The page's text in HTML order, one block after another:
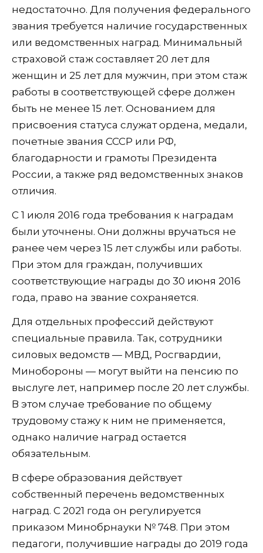
недостаточно. Для получения федерального
звания требуется наличие государственных
или ведомственных наград. Минимальный
страховой стаж составляет 20 лет для
женщин и 25 лет для мужчин, при этом стаж
работы в соответствующей сфере должен
быть не менее 15 лет. Основанием для
присвоения статуса служат ордена, медали,
почетные звания СССР или РФ,
благодарности и грамоты Президента
России, а также ряд ведомственных знаков
отличия.
С 1 июля 2016 года требования к наградам
были уточнены. Они должны вручаться не
ранее чем через 15 лет службы или работы.
При этом для граждан, получивших
соответствующие награды до 30 июня 2016
года, право на звание сохраняется.
Для отдельных профессий действуют
специальные правила. Так, сотрудники
силовых ведомств — МВД, Росгвардии,
Минобороны — могут выйти на пенсию по
выслуге лет, например после 20 лет службы.
В этом случае требование по общему
трудовому стажу к ним не применяется,
однако наличие наград остается
обязательным.
В сфере образования действует
собственный перечень ведомственных
наград. С 2021 года он регулируется
приказом Минобрнауки № 748. При этом
педагоги, получившие награды до 2019 года